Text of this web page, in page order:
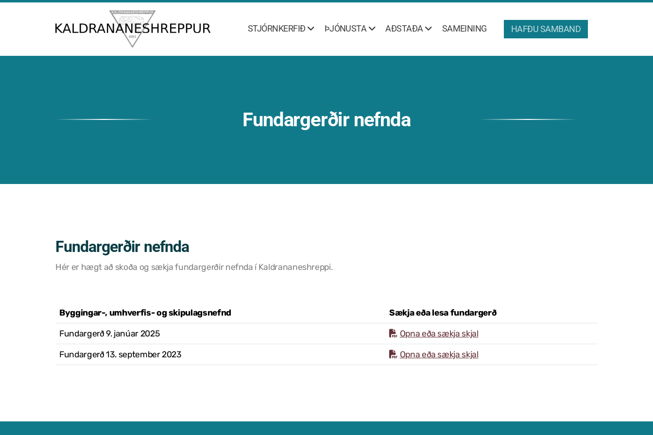
STJÓRNKERFIÐ ÞJÓNUSTA AÐSTAÐA SAMEINING HAFÐU SAMBAND
Fundargerðir nefnda
Fundargerðir nefnda
Hér er hægt að skoða og sækja fundargerðir nefnda í Kaldrananeshreppi.
Byggingar-, umhverfis- og skipulagsnefnd Sækja eða lesa fundargerð
Fundargerð 9. janúar 2025 Opna eða sækja skjal
Fundargerð 13. september 2023 Opna eða sækja skjal